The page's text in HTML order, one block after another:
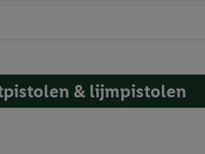
& lijmpistolen